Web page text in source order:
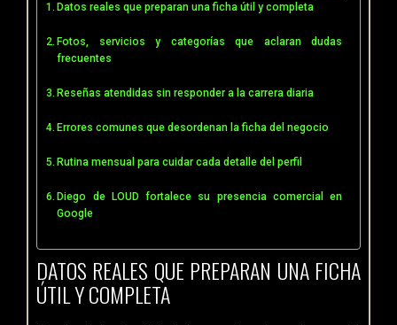
Datos reales que preparan una ficha útil y completa
Fotos, servicios y categorías que aclaran dudas
frecuentes
Reseñas atendidas sin responder a la carrera diaria
Errores comunes que desordenan la ficha del negocio
Rutina mensual para cuidar cada detalle del perfil
Diego de LOUD fortalece su presencia comercial en
Google
DATOS REALES QUE PREPARAN UNA FICHA
ÚTIL Y COMPLETA